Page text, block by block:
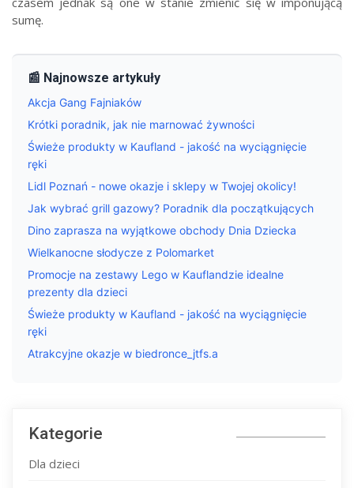
sumę.
📰 Najnowsze artykuły
Akcja Gang Fajniaków
Krótki poradnik, jak nie marnować żywności
Świeże produkty w Kaufland - jakość na wyciągnięcie
ręki
Lidl Poznań - nowe okazje i sklepy w Twojej okolicy!
Jak wybrać grill gazowy? Poradnik dla początkujących
Dino zaprasza na wyjątkowe obchody Dnia Dziecka
Wielkanocne słodycze z Polomarket
Promocje na zestawy Lego w Kauflandzie idealne
prezenty dla dzieci
Świeże produkty w Kaufland - jakość na wyciągnięcie
ręki
Atrakcyjne okazje w biedronce_jtfs.a
Kategorie
Dla dzieci